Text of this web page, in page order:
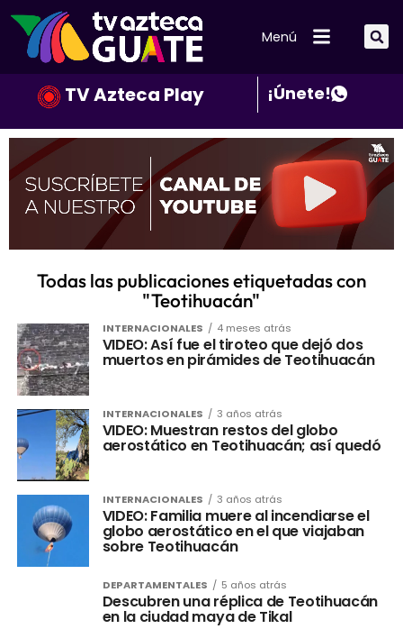
Menú
TV Azteca Play ¡Únete!
Todas las publicaciones etiquetadas con
"Teotihuacán"
INTERNACIONALES 4 meses atrás
VIDEO: Así fue el tiroteo que dejó dos
muertos en pirámides de Teotihuacán
INTERNACIONALES 3 años atrás
VIDEO: Muestran restos del globo
aerostático en Teotihuacán; así quedó
INTERNACIONALES 3 años atrás
VIDEO: Familia muere al incendiarse el
globo aerostático en el que viajaban
sobre Teotihuacán
DEPARTAMENTALES 5 años atrás
Descubren una réplica de Teotihuacán
en la ciudad maya de Tikal